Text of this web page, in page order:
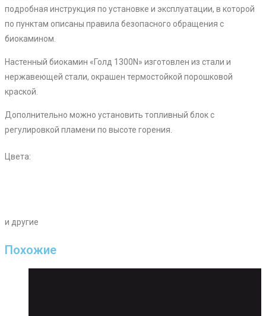
подробная инструкция по установке и эксплуатации, в которой
по пунктам описаны правила безопасного обращения с
биокамином.
Настенный биокамин «Голд 1300N» изготовлен из стали и
нержавеющей стали, окрашен термостойкой порошковой
краской.
Дополнительно можно установить топливный блок с
регулировкой пламени по высоте горения.
Цвета:
и другие
Похожие